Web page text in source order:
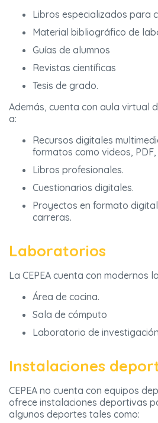
Libros especializados para
Material bibliográfico de
Guías de alumnos
Revistas científicas
Tesis de grado.
Además, cuenta con aula virtual
a:
Recursos digitales
formatos como videos,
Libros profesionales.
Cuestionarios digitales.
Proyectos en formato
carreras.
Laboratorios
La CEPEA cuenta con modernos
Área de cocina.
Sala de cómputo
Laboratorio de
Instalaciones
CEPEA no cuenta con equipos
ofrece instalaciones deportivas
algunos deportes tales como: